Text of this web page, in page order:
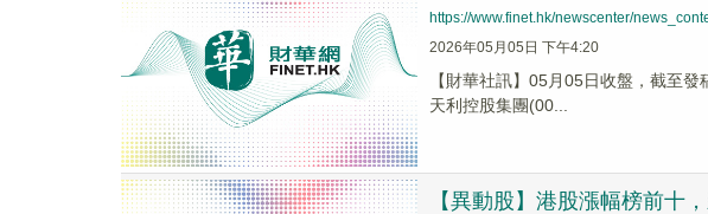
https://www.finet.hk/newscenter/
2026年05月05日 下午4:20
【財華社訊】05月05日收盤，截至
天利控股集團(00...
【異動股】港股漲幅榜前十